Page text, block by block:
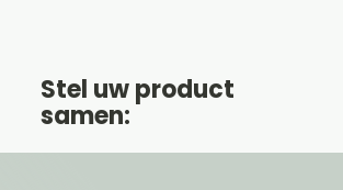
Stel uw product
samen: